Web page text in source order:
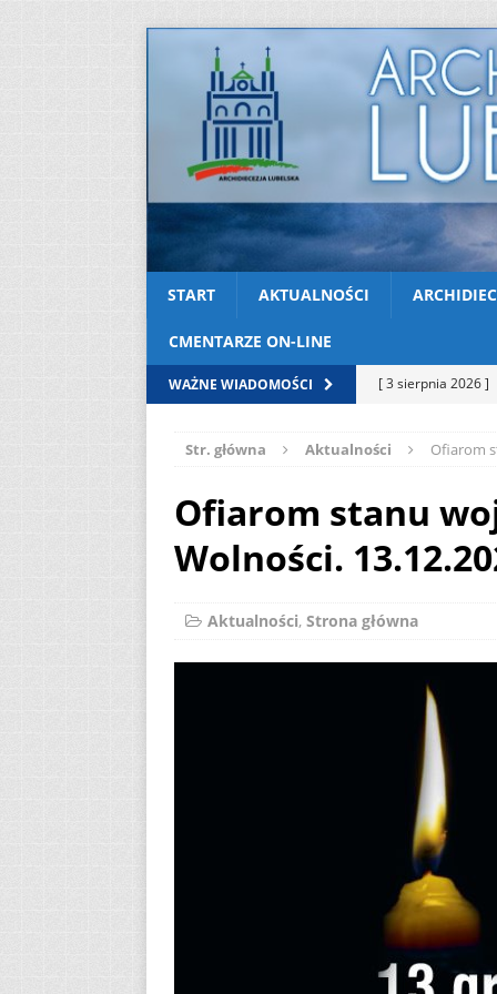
START AKTUALNOŚCI
CMENTARZE ON-LINE
WAŻNE WIADOMOŚCI [ 3 sierpnia 2026 ]
[ 2 sierpnia 2026 ]
[ 2 sierpnia 2026 ]
12
Str. główna Aktualności Ofiarom
Ofiarom stanu
Wolności.
Aktualności, Strona główna